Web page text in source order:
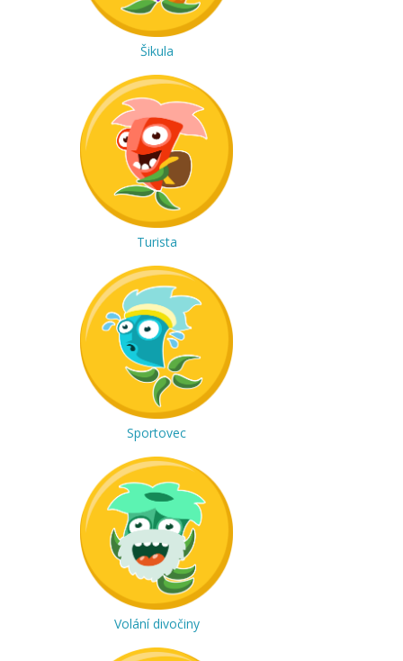
Šikula
Turista
Sportovec
Volání divočiny